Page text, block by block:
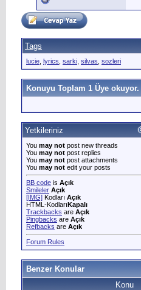
Tags
lucie lyrics sarki silvas sozleri
Konuyu Toplam 1 Üye okuyor.
Yetkileriniz
You may not post new threads
You may not post replies
You may not post attachments
You may not edit your posts
BB code is Açık
Smileler Açık
[IMG] Kodları Açık
HTML-KodlarıKapalı
Trackbacks are Açık
Pingbacks are Açık
Refbacks are Açık
Forum Rules
Benzer Konular
Konu